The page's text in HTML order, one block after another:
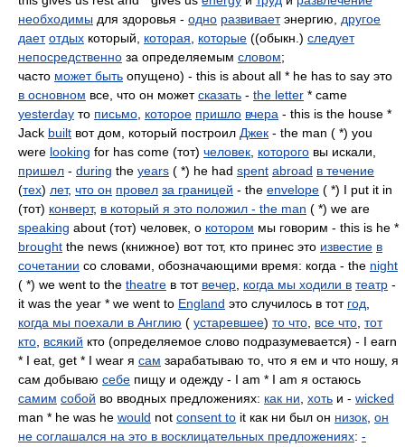
необходимы для здоровья - одно развиваетэнергию, другое
дает отдых который, которая которые ((обыкн.) следует
непосредственно за определяемым словом;
часто может быть опущено) - this is about all * he has to say это
в основном все, что он можетсказать - the letter * came
yesterday то письмо которое пришло вчера - this is the house *
Jack built вот дом, который построил Джек - the man ( *) you
were looking for has come (тот) человек которого вы искали,
пришел - during the years ( *) he had spent abroad в течение
(тех) лет, что он провел за границей - the envelope ( *) I put it in
(тот) конверт, в который я это положил - the man ( *) we are
speaking about (тот) человек, о котором мы говорим - this is he *
brought the news (книжное) вот тот, кто принес это известие в
сочетании со словами, обозначающими время: когда - the night
( *) we went to the theatre в тот вечер когда мы ходили в театр -
it was the year * we went to England это случилось в тот год
когда мы поехали в Англию ( устаревшее) то что все что тот
кто всякий кто (определяемое слово подразумевается) - I earn
* I eat, get * I wear я сам зарабатываю то, что я ем и что ношу, я
сам добываю себе пищу и одежду - I am * I am я остаюсь
самим собой во вводных предложениях: как ни хоть и - wicked
man * he was he would not consent to it как ни был он низок он
не соглашался на это в восклицательных предложениях: -